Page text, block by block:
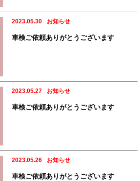
2023.05.30 お知らせ
車検ご依頼ありがとうございます
2023.05.27 お知らせ
車検ご依頼ありがとうございます
2023.05.26 お知らせ
車検ご依頼ありがとうございます